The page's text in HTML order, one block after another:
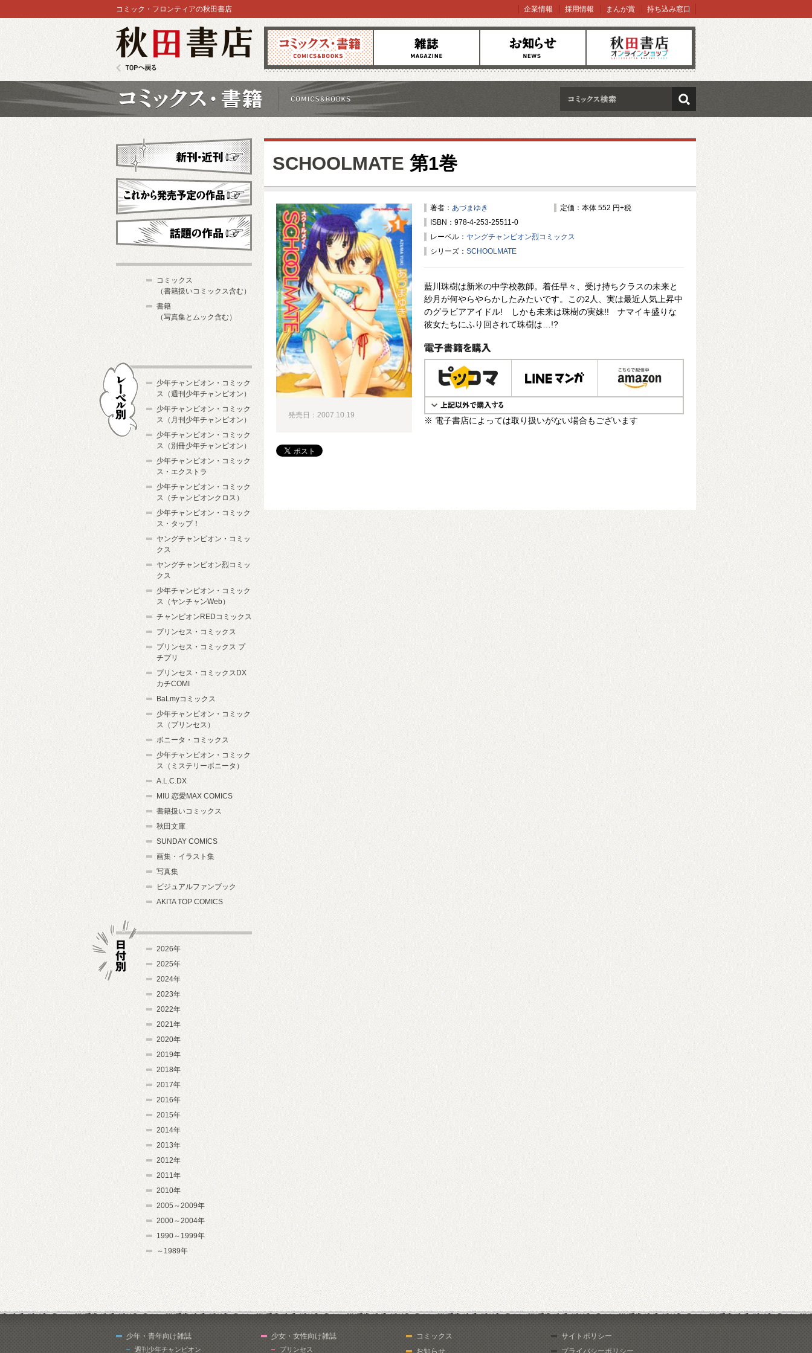
コミックス 雑誌 お知らせ オンラインショップ
コミック・フロンティアの秋田書店 企業情報 採用情報 まんが賞 持ち込み窓口
検索
SCHOOLMATE 第1巻
著者： あづまゆき
定価：本体 552 円+税
ISBN：978-4-253-25511-0
レーベル： ヤングチャンピオン烈コミックス
シリーズ： SCHOOLMATE
藍川珠樹は新米の中学校教師。着任早々、受け持ちクラスの未来と
紗月が何やらやらかしたみたいです。この2人、実は最近人気上昇中
のグラビアアイドル! しかも未来は珠樹の実妹!! ナマイキ盛りな
彼女たちにふり回されて珠樹は…!?
電子書籍で購入
※ 電子書店によっては取り扱いがない場合もございます
発売日：2007.10.19
新刊・近刊
これから発売予定
コミックス
（書籍扱いコミックス含む）
書籍
（写真集とムック含む）
少年チャンピオン・コミック
ス（週刊少年チャンピオン）
少年チャンピオン・コミック
ス（月刊少年チャンピオン）
少年チャンピオン・コミック
ス（別冊少年チャンピオン）
少年チャンピオン・コミック
ス・エクストラ
少年チャンピオン・コミック
ス（チャンピオンクロス）
少年チャンピオン・コミック
ス・タップ！
ヤングチャンピオン・コミッ
クス
ヤングチャンピオン烈コミッ
クス
少年チャンピオン・コミック
ス（ヤンチャンWeb）
チャンピオンREDコミックス
プリンセス・コミックス
プリンセス・コミックス プ
チプリ
プリンセス・コミックスDX
カチCOMI
BaLmyコミックス
少年チャンピオン・コミック
ス（プリンセス）
ボニータ・コミックス
少年チャンピオン・コミック
ス（ミステリーボニータ）
A.L.C.DX
MIU 恋愛MAX COMICS
書籍扱いコミックス
秋田文庫
SUNDAY COMICS
画集・イラスト集
写真集
ビジュアルファンブック
AKITA TOP COMICS
2026年
2025年
2024年
2023年
2022年
2021年
2020年
2019年
2018年
2017年
2016年
2015年
2014年
2013年
2012年
2011年
2010年
2005～2009年
2000～2004年
1990～1999年
～1989年
少年・青年向け雑誌
週刊少年チャンピオン
少女・女性向け雑誌
プリンセス
コミックス
お知らせ
サイトポリシー
プライバシーポリシー